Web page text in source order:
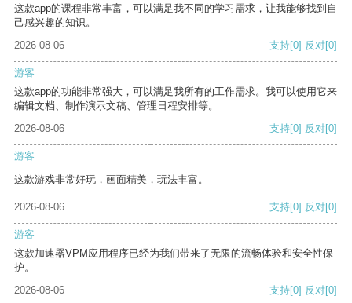
这款app的课程非常丰富，可以满足我不同的学习需求，让我能够找到自
己感兴趣的知识。
2026-08-06
支持[0] 反对[0]
游客
这款app的功能非常强大，可以满足我所有的工作需求。我可以使用它来
编辑文档、制作演示文稿、管理日程安排等。
2026-08-06
支持[0] 反对[0]
游客
这款游戏非常好玩，画面精美，玩法丰富。
2026-08-06 支持[0] 反对[0]
游客
这款加速器VPM应用程序已经为我们带来了无限的流畅体验和安全性保
护。
2026-08-06
支持[0] 反对[0]